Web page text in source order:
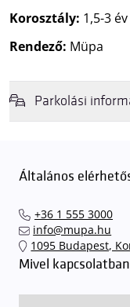
Korosztály: 1,5-3 év
Rendező: Müpa
Parkolási
érkezéskor
azt
találhassák meg a
érkezhessenek meg
sorompókat
ingyenes azon
rendjének részletes
Általános
+36 1 555 3000
info@mupa.hu
1095 Budapest,
Mivel